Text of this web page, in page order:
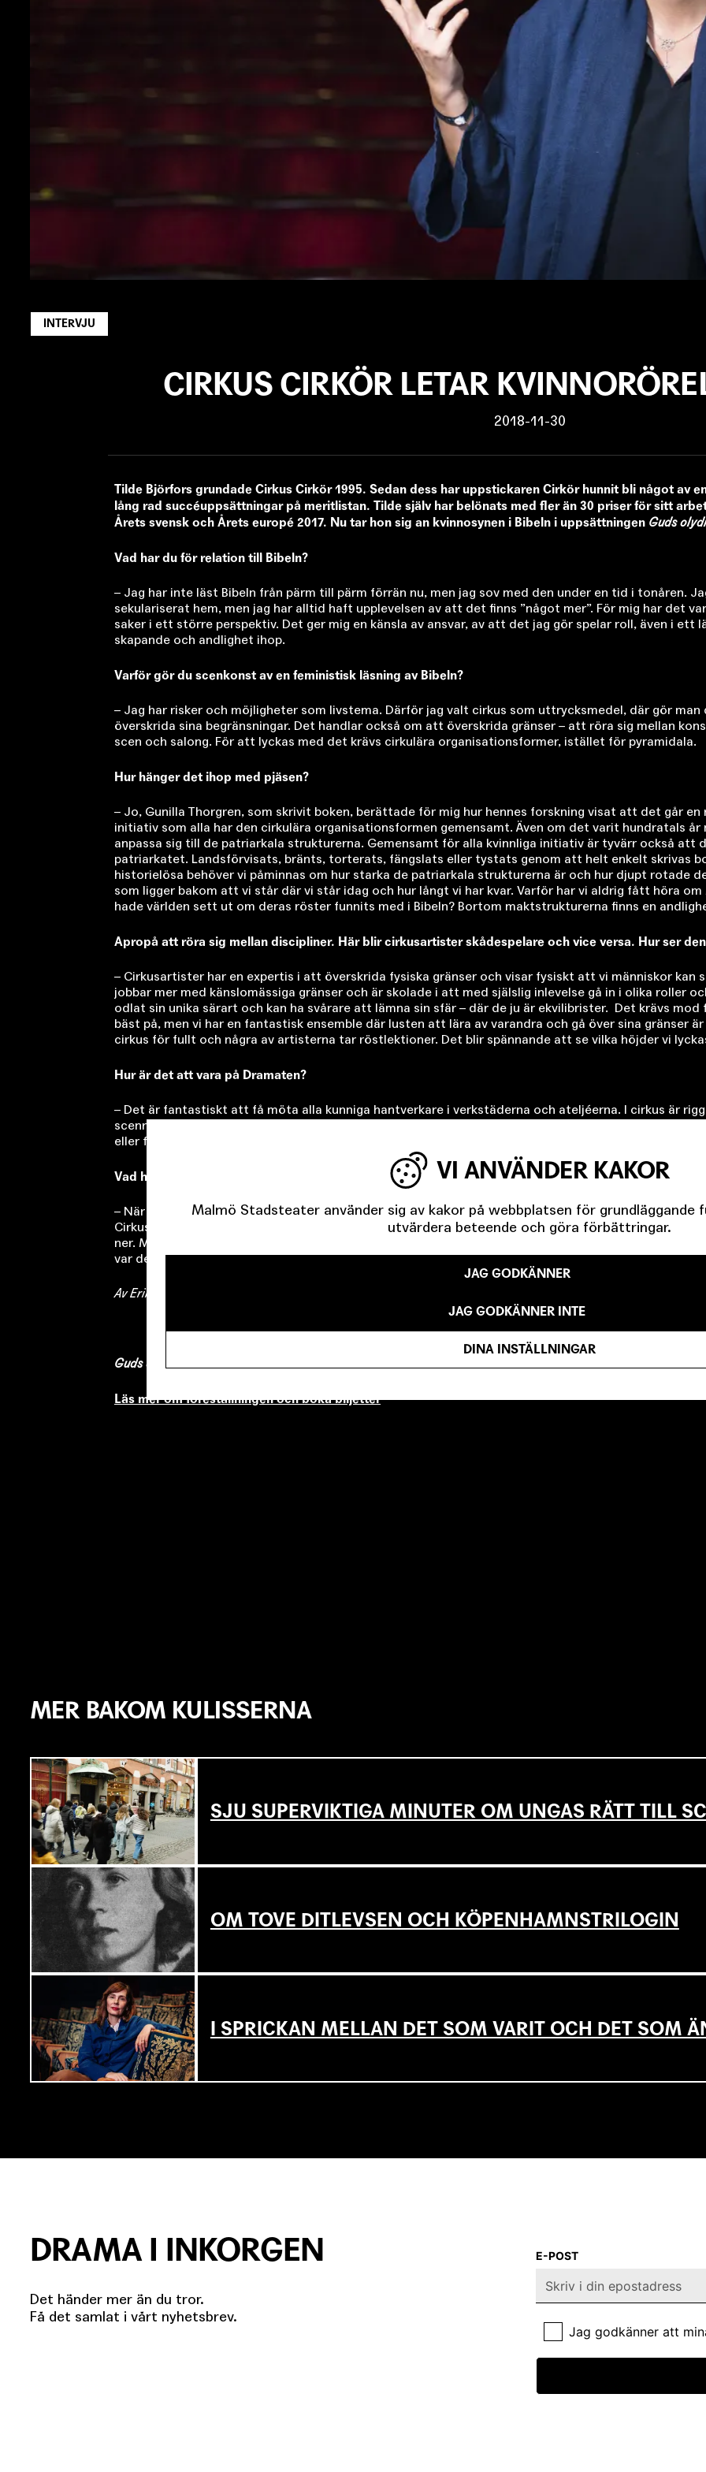
INTERVJU
CIRKUS CIRKÖR LETAR
2018-11-30
Tilde Björfors grundade Cirkus Cirkör 1995. Sedan dess har uppstickaren Cirkör hunnit bli något av
lång rad succéuppsättningar på meritlistan. Tilde själv har belönats med fler än 30 priser för sitt
Årets svensk och Årets europé 2017. Nu tar hon sig an kvinnosynen i Bibeln i uppsättningen Guds
Vad har du för relation till Bibeln?
– Jag har inte läst Bibeln från pärm till pärm förrän nu, men jag sov med den under en tid i tonåren.
sekulari­serat hem, men jag har alltid haft upplevelsen av att det finns ”något mer”. För mig har det
saker i ett större perspektiv. Det ger mig en känsla av ansvar, av att det jag gör spelar roll, även i ett
skapande och andlighet ihop.
Varför gör du scenkonst av en feministisk läsning av Bibeln?
– Jag har risker och möjligheter som livstema. Därför jag valt cirkus som uttrycksmedel, där gör
överskrida sina begränsningar. Det handlar också om att överskrida gränser – att röra sig mellan
scen och salong. För att lyckas med det krävs cirkulära organisations­former, istället för pyramidala.
Hur hänger det ihop med pjäsen?
– Jo, Gunilla Thorgren, som skrivit boken, berättade för mig hur hennes forskning visat att det går
initiativ som alla har den cirkulära organisationsformen gemensamt. Även om det varit hundratals
anpassa sig till de patriarkala strukturerna. Gemensamt för alla kvinnliga initiativ är tyvärr också att
patriarkatet. Landsförvisats, bränts, torterats, fängslats eller tystats genom att helt enkelt skrivas
historielösa behöver vi påminnas om hur starka de patriarkala struktur­erna är och hur djupt rotade
som ligger bakom att vi står där vi står idag och hur långt vi har kvar. Varför har vi aldrig fått höra om
hade världen sett ut om deras röster funnits med i Bibeln? Bortom maktstrukturerna finns en
Apropå att röra sig mellan discipliner. Här blir cirkusartister skådespelare och vice versa. Hur ser
– Cirkusartister har en expertis i att överskrida fysiska gränser och visar fysiskt att vi människor kan
jobbar mer med känslomässiga gränser och är skolade i att med själslig inlevelse gå in i olika roller
odlat sin unika särart och kan ha svårare att lämna sin sfär – där de ju är ekvilibrister. Det krävs
bäst på, men vi har en fantastisk ensemble där lusten att lära av varandra och gå över sina gränser
cirkus för fullt och några av artisterna tar röst­lektioner. Det blir spännande att se vilka höjder vi
Hur är det att vara på Dramaten?
– Det är fantastiskt att få möta alla kunniga hantverkare i verkstäderna och ateljéerna. I cirkus är
scenrummet är lika mycket i luften som på golvet. Och som krydda har vi riskfaktorn i cirkusen som
eller felriktad lampa kan vara livsavgörande. Så verkstäderna måste vara med redan i den kreativa
Vad har cirkusen för relation till teatern egentligen?
– När konstformerna blev institutionaliserad och fick fasta scener först av kungar och senare av
Cirkusen har fortsatt att vara kringresande och har alltid stått utanför samhället på ett sätt. Text
ner. Men det börjar förändras. Nu när vi gästar institutioner känns det som att de går in i en
var de samarbetena mindre på våra villkor.
Av Erik Gripenholm, redaktör på Dramaten
Guds olydiga revben
Läs mer om föreställningen och boka biljetter
MER BAKOM KULISSERNA
SJU SUPERVIKTIGA MINUTER OM UNGAS RÄTT TILL
OM TOVE DITLEVSEN OCH KÖPENHAMNSTRILOGIN
I SPRICKAN MELLAN DET SOM VARIT OCH DET SOM
DRAMA I INKORGEN
Det händer mer än du tror.
Få det samlat i vårt nyhetsbrev.
E-POST
Jag godkänner att
VI ANVÄNDER KAKOR
Malmö Stadsteater använder sig av kakor på webbplatsen för
utvärdera beteende och göra förbättringar.
JAG GODKÄNNER
JAG GODKÄNNER INTE
DINA INSTÄLLNINGAR